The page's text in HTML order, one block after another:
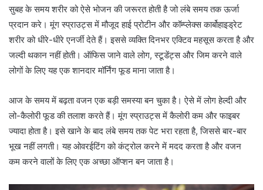
सुबह के समय शरीर को ऐसे भोजन की जरूरत होती है जो लंबे समय तक ऊर्जा
प्रदान करे। मूंग स्प्राउट्स में मौजूद हाई प्रोटीन और कॉम्प्लेक्स कार्बोहाइड्रेट
शरीर को धीरे-धीरे एनर्जी देते हैं। इससे व्यक्ति दिनभर एक्टिव महसूस करता है और
जल्दी थकान नहीं होती। ऑफिस जाने वाले लोग, स्टूडेंट्स और जिम करने वाले
लोगों के लिए यह एक शानदार मॉर्निंग फूड माना जाता है।
आज के समय में बढ़ता वजन एक बड़ी समस्या बन चुका है। ऐसे में लोग हेल्दी और
लो-कैलोरी फूड की तलाश करते हैं। मूंग स्प्राउट्स में कैलोरी कम और फाइबर
ज्यादा होता है। इसे खाने के बाद लंबे समय तक पेट भरा रहता है, जिससे बार-बार
भूख नहीं लगती। यह ओवरईटिंग को कंट्रोल करने में मदद करता है और वजन
कम करने वालों के लिए एक अच्छा ऑप्शन बन जाता है।